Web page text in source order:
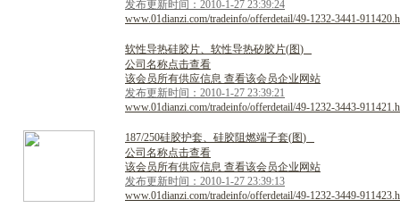
发布更新时间：2010-1-27 23:39:24
www.01dianzi.com/tradeinfo/offerdetail/49-1232-3441-
软性导热硅胶片、 软性导热矽胶片(图)
公司名称点击查看
该会员所有供应信息 查看该会员企业网站
发布更新时间：2010-1-27 23:39:21
www.01dianzi.com/tradeinfo/offerdetail/49-1232-3443-
187/250硅胶护套、 硅胶阻 燃端子套(图)
公司名称点击查看
该会员所有供应信息 查看该会员企业网站
发布更新时间：2010-1-27 23:39:13
www.01dianzi.com/tradeinfo/offerdetail/49-1232-3449-